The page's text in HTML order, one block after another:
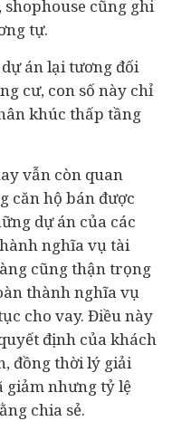
cũng ghi
tự.
án lại tương đối
cư, con số này chỉ
khúc thấp tầng
vẫn còn quan
căn hộ bán được
dự án của các
nghĩa vụ tài
cũng thận trọng
thành nghĩa vụ
cho vay. Điều này
định của khách
đồng thời lý giải
giảm nhưng tỷ lệ
chia sẻ.